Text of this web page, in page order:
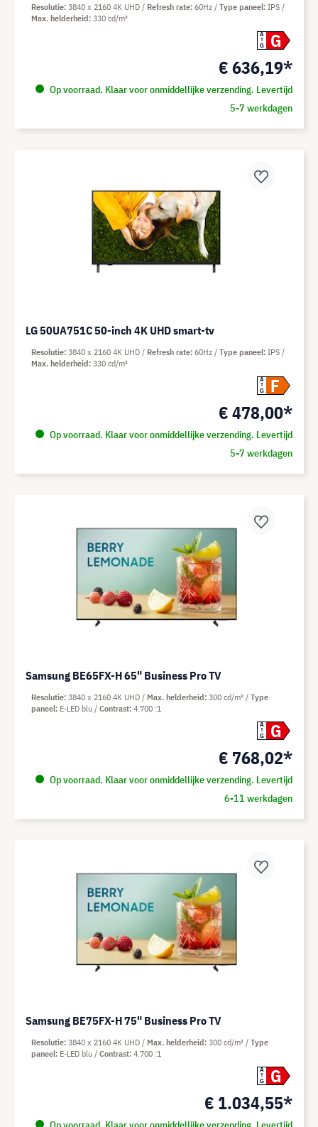
A
G
G
€ 636,19*
Op voorraad. Klaar voor onmiddellijke verzending. Levertijd
5-7 werkdagen
Resolutie 3840 x 2160 4K UHD Refresh rate 60Hz Type paneel IPS
Max. helderheid 330 cd/m²
LG 50UA751C 50-inch 4K UHD smart-tv
A
G
F
€ 478,00*
Op voorraad. Klaar voor onmiddellijke verzending. Levertijd
5-7 werkdagen
Resolutie 3840 x 2160 4K UHD Refresh rate 60Hz Type paneel IPS
Max. helderheid 330 cd/m²
Samsung BE65FX-H 65" Business Pro TV
A
G
G
€ 768,02*
Op voorraad. Klaar voor onmiddellijke verzending. Levertijd
6-11 werkdagen
Resolutie 3840 x 2160 4K UHD Max. helderheid 300 cd/m²
Type
paneel E-LED blu Contrast 4.700 :1
Samsung BE75FX-H 75" Business Pro TV
A
G
G
€ 1.034,55*
Resolutie 3840 x 2160 4K UHD Max. helderheid 300 cd/m²
Type
paneel E-LED blu Contrast 4.700 :1